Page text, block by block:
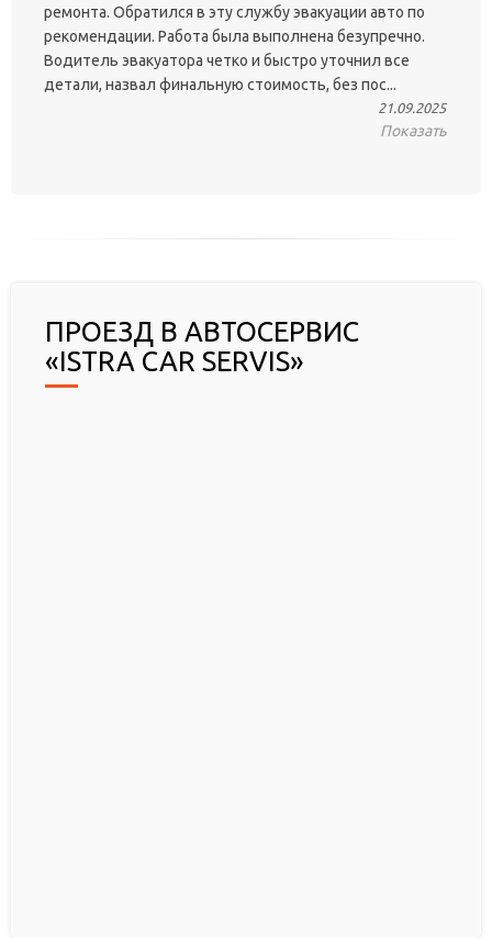
ремонта. Обратился в эту службу эвакуации авто по
рекомендации. Работа была выполнена безупречно.
Водитель эвакуатора четко и быстро уточнил все
детали, назвал финальную стоимость, без пос...
21.09.2025
Показать
ПРОЕЗД В АВТОСЕРВИС
«ISTRA CAR SERVIS»